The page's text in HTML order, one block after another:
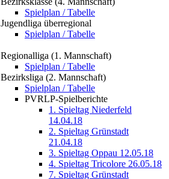
Spielplan / Tabelle
Jugendliga überregional
Spielplan / Tabelle
Regionalliga (1. Mannschaft)
Spielplan / Tabelle
Bezirksliga (2. Mannschaft)
Spielplan / Tabelle
PVRLP-Spielberichte
1. Spieltag Niederfeld
14.04.18
2. Spieltag Grünstadt
21.04.18
3. Spieltag Oppau 12.05.18
4. Spieltag Tricolore 26.05.18
7. Spieltag Grünstadt